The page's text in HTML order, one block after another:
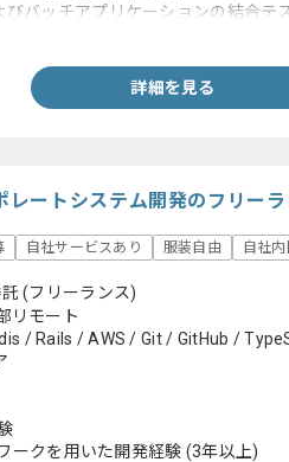
びバッチアプリケーションの結合
詳細を見る
レートシステム開発のフリー
自社サービスあり 服装自由 自社
託(フリーランス)
リモート
/ Rails / AWS / Git / GitHub /
ークを用いた開発経験 (3年以上)